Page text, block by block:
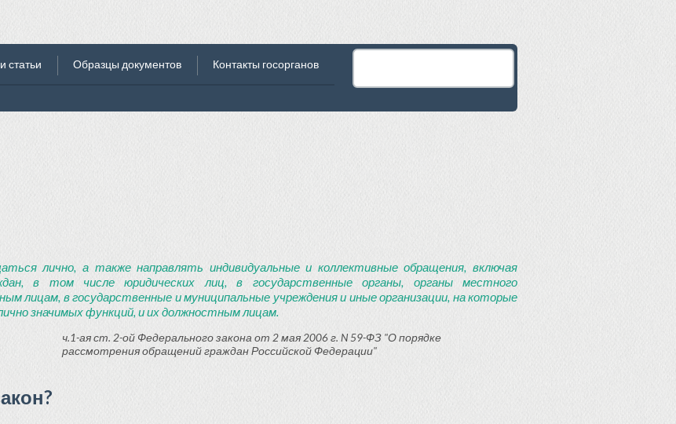
статьи Образцы документов Контакты госорганов
лично, а также направлять индивидуальные и коллективные обращения, включая
в том числе юридических лиц, в государственные органы, органы местного
лицам, в государственные и муниципальные учреждения и иные организации, на которые
значимых функций, и их должностным лицам.
ч.1-ая ст. 2-ой Федерального закона от 2 мая 2006 г. N 59-ФЗ "О порядке
рассмотрения обращений граждан Российской Федерации"